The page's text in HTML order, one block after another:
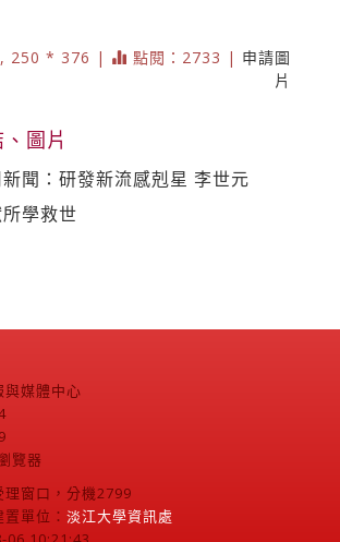
250 * 376 | 點閱：2733 | 申請圖
片
圖片
聞：研發新流感剋星 李世元
學救世
與媒體中心
覽器
窗口，分機2799
單位： 淡江大學資訊處